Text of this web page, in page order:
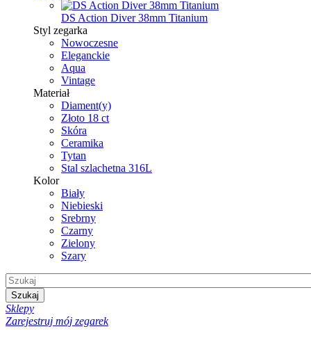
DS Action Diver 38mm Titanium
Styl zegarka
Nowoczesne
Eleganckie
Aqua
Vintage
Materiał
Diament(y)
Złoto 18 ct
Skóra
Ceramika
Tytan
Stal szlachetna 316L
Kolor
Biały
Niebieski
Srebrny
Czarny
Zielony
Szary
Szukaj
Sklepy
Zarejestruj mój zegarek